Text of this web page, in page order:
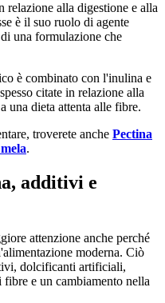
alla digestione e alla
è il suo ruolo di agente
una formulazione che
è combinato con l'inulina e
citate in relazione alla
una dieta attenta alle fibre.
troverete anche Pectina
.
additivi e
attenzione anche perché
moderna. Ciò
dolcificanti artificiali,
e un cambiamento nella